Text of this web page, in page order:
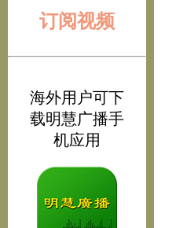
订阅视频
海外用户可下
载明慧广播手
机应用